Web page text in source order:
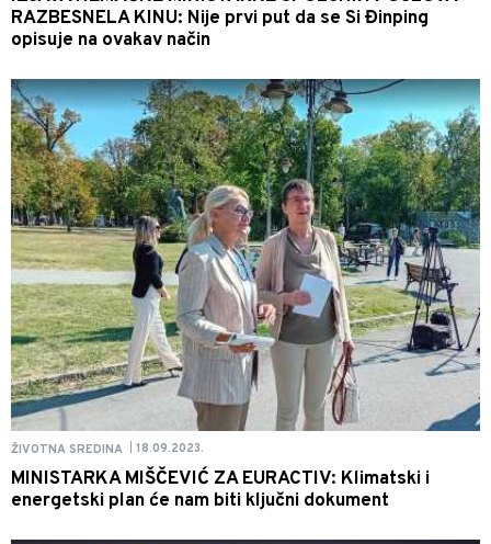
RAZBESNELA KINU: Nije prvi put da se Si Đinping
opisuje na ovakav način
ŽIVOTNA SREDINA 18.09.2023.
MINISTARKA MIŠČEVIĆ ZA EURACTIV: Klimatski i
energetski plan će nam biti ključni dokument